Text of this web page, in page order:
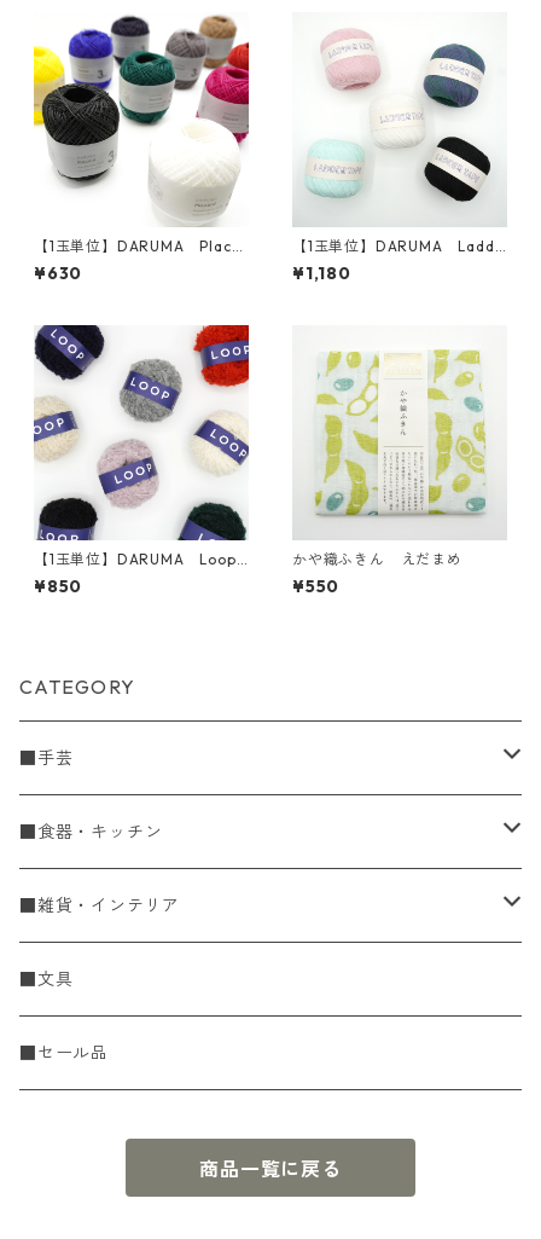
【1玉単位】DARUMA Placor
d 3ply
¥630
【1玉単位】DARUMA Ladde
r Tape(ラダーテープ)
¥1,180
【1玉単位】DARUMA Loop
(ループ)
¥850
かや織ふきん えだまめ
¥550
CATEGORY
■手芸
手編糸
Spring & Summer
Fall & Winter
刺し子・こぎん
刺し子糸
刺し子ふきん・刺し子布
KIT
ニットツール
■食器・キッチン
食器
豆皿・小皿
中皿
調理道具
かや織ふきん
■雑貨・インテリア
収納雑貨
小物・置物・民芸品
■文具
■セール品
商品一覧に戻る